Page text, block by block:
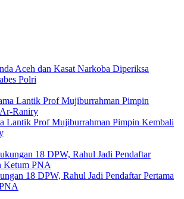
Aceh dan Kasat Narkoba Diperiksa
Polri
Lantik Prof Mujiburrahman Pimpin Kembali
18 DPW, Rahul Jadi Pendaftar Pertama